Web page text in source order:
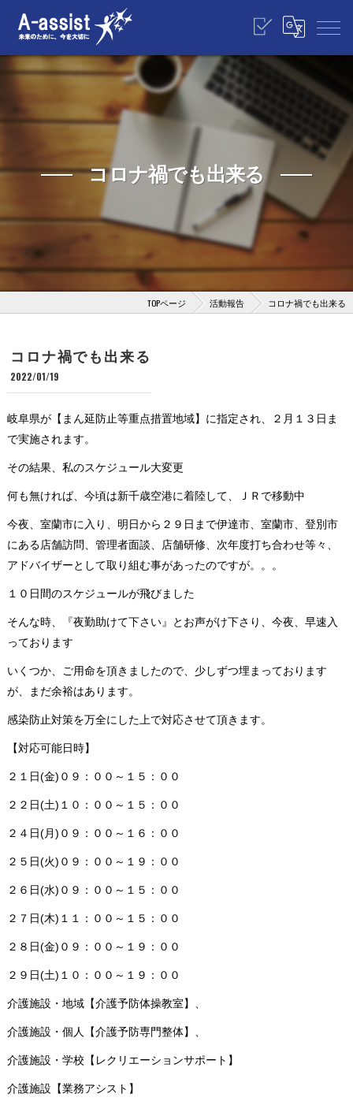
コロナ禍でも出来る
TOPページ 活動報告 コロナ禍でも出来る
コロナ禍でも出来る
2022/01/19
岐阜県が【まん延防止等重点措置地域】に指定され、２月１３日ま
で実施されます。
その結果、私のスケジュール大変更
何も無ければ、今頃は新千歳空港に着陸して、ＪＲで移動中
今夜、室蘭市に入り、明日から２９日まで伊達市、室蘭市、登別市
にある店舗訪問、管理者面談、店舗研修、次年度打ち合わせ等々、
アドバイザーとして取り組む事があったのですが。。。
１０日間のスケジュールが飛びました
そんな時、『夜勤助けて下さい』とお声がけ下さり、今夜、早速入
っております
いくつか、ご用命を頂きましたので、少しずつ埋まっております
が、まだ余裕はあります。
感染防止対策を万全にした上で対応させて頂きます。
【対応可能日時】
２１日(金)０９：００～１５：００
２２日(土)１０：００～１５：００
２４日(月)０９：００～１６：００
２５日(火)０９：００～１９：００
２６日(水)０９：００～１５：００
２７日(木)１１：００～１５：００
２８日(金)０９：００～１９：００
２９日(土)１０：００～１９：００
介護施設・地域【介護予防体操教室】、
介護施設・個人【介護予防専門整体】、
介護施設・学校【レクリエーションサポート】
介護施設【業務アシスト】